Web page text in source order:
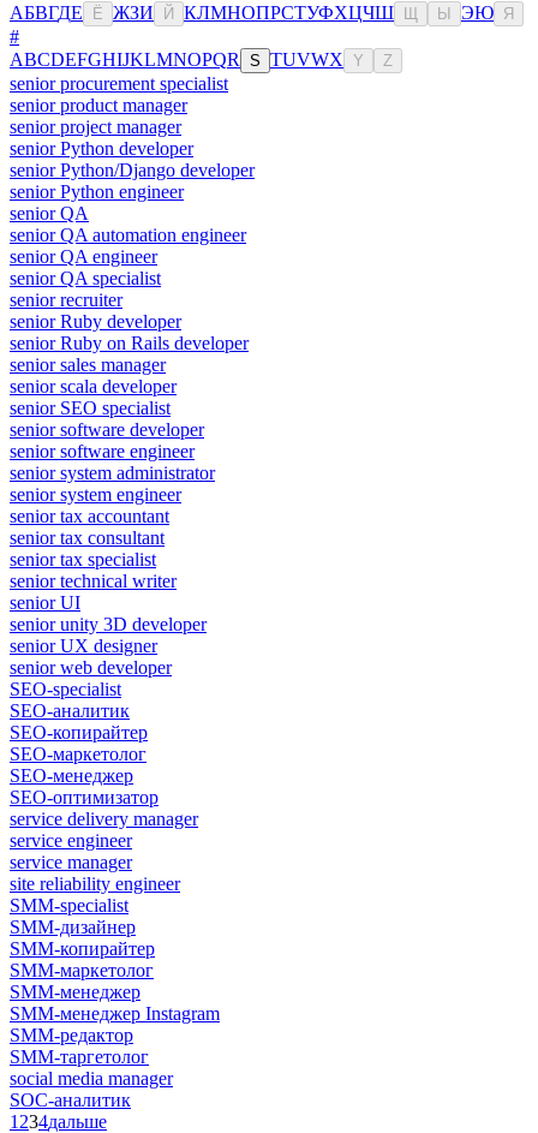
АБВГДЕ Ё ЖЗИ Й КЛМНОПРСТУФХЦЧШ Ы ЭЮ Я
#
ABCDEFGHIJKLMNOPQR S TUVWX Y Z
senior procurement specialist
senior product manager
senior project manager
senior Python developer
senior Python/Django developer
senior Python engineer
senior QA
senior QA automation engineer
senior QA engineer
senior QA specialist
senior recruiter
senior Ruby developer
senior Ruby on Rails developer
senior sales manager
senior scala developer
senior SEO specialist
senior software developer
senior software engineer
senior system administrator
senior system engineer
senior tax accountant
senior tax consultant
senior tax specialist
senior technical writer
senior UI
senior unity 3D developer
senior UX designer
senior web developer
SEO-specialist
SEO-аналитик
SEO-копирайтер
SEO-маркетолог
SEO-менеджер
SEO-оптимизатор
service delivery manager
service engineer
service manager
site reliability engineer
SMM-specialist
SMM-дизайнер
SMM-копирайтер
SMM-маркетолог
SMM-менеджер
SMM-менеджер Instagram
SMM-редактор
SMM-таргетолог
social media manager
SOC-аналитик
1 234дальше